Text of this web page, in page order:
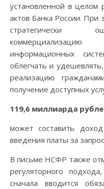
установленной в целом
актов Банка России. При
стратегически
информационных
облегчать и
реализацию
получение доступных
119,6 миллиарда
может составить
введения платы за
В письме НСФР также
регуляторного
сначала вводится